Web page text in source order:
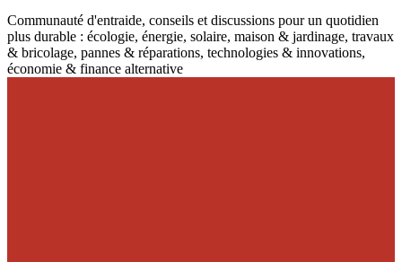
Communauté d'entraide, conseils et discussions pour un quotidien
plus durable : écologie, énergie, solaire, maison & jardinage, travaux
& bricolage, pannes & réparations, technologies & innovations,
économie & finance alternative